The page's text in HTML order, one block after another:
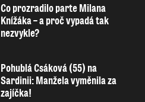
Co prozradilo parte Milana
Knížáka – a proč vypadá tak
nezvykle?
Pohublá Csáková (55) na
Sardinii: Manžela vyměnila za
zajíčka!